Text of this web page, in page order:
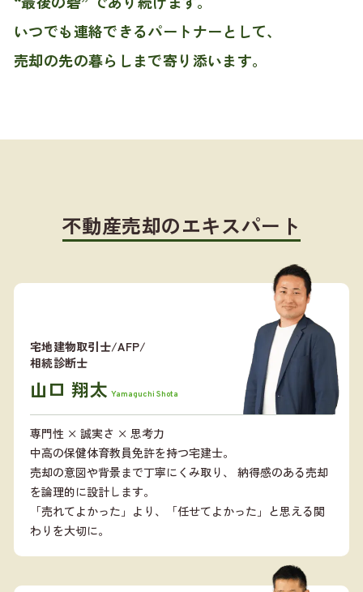
いつでも連絡できるパートナーとして、
売却の先の暮らしまで寄り添います。
不動産売却のエキスパート
宅地建物取引士/AFP/
相続診断士
山口 翔太 Yamaguchi Shota
専門性 × 誠実さ × 思考力
中高の保健体育教員免許を持つ宅建士。
売却の意図や背景まで丁寧にくみ取り、 納得感のある売却
を論理的に設計します。
「売れてよかった」より、「任せてよかった」と思える関
わりを大切に。